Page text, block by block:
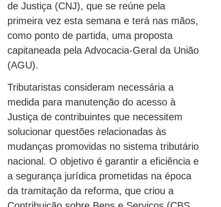
de Justiça (CNJ), que se reúne pela
primeira vez esta semana e terá nas mãos,
como ponto de partida, uma proposta
capitaneada pela Advocacia-Geral da União
(AGU).
Tributaristas consideram necessária a
medida para manutenção do acesso à
Justiça de contribuintes que necessitem
solucionar questões relacionadas às
mudanças promovidas no sistema tributário
nacional. O objetivo é garantir a eficiência e
a segurança jurídica prometidas na época
da tramitação da reforma, que criou a